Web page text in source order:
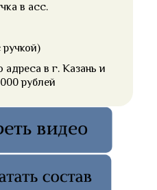
в асс.
адреса в г. Казань и
рублей